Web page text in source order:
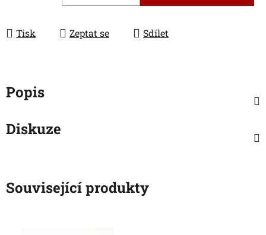
Měrná cena:
Tisk Zeptat se Sdílet
Popis
Diskuze
Související produkty